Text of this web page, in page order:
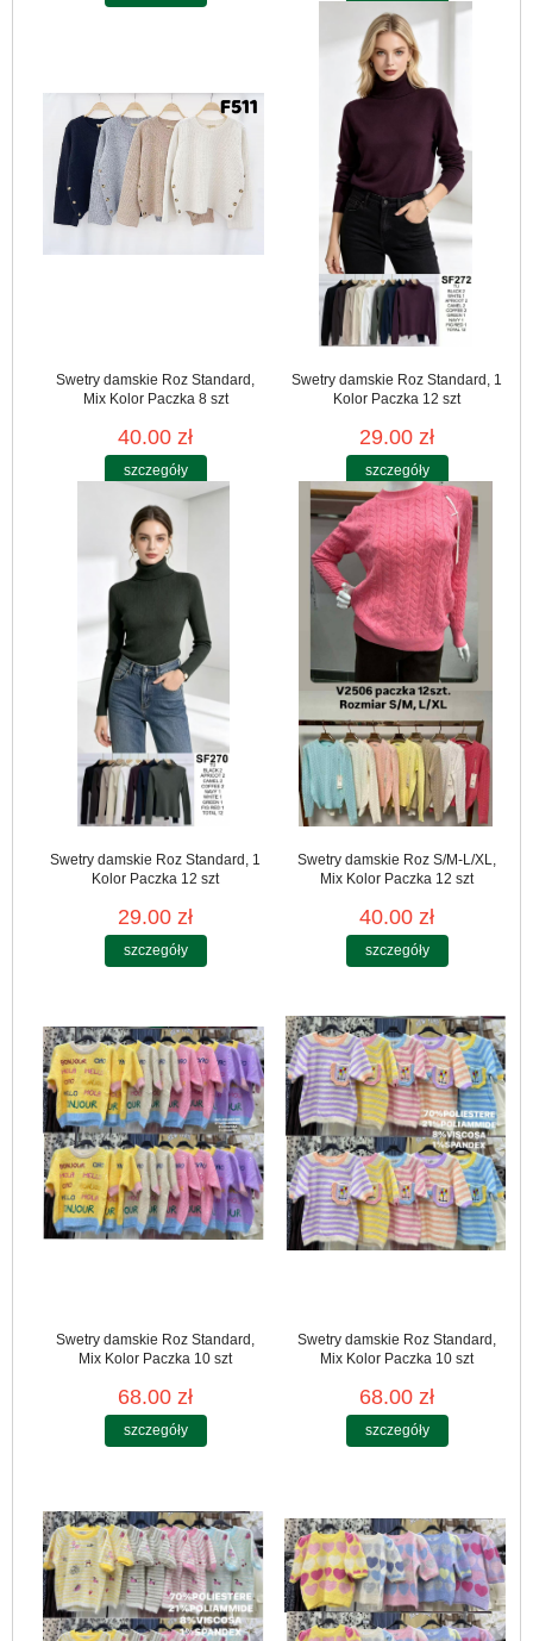
Swetry damskie Roz Standard,
Mix Kolor Paczka 8 szt
40.00 zł
szczegóły
Swetry damskie Roz Standard, 1
Kolor Paczka 12 szt
29.00 zł
szczegóły
Swetry damskie Roz Standard, 1
Kolor Paczka 12 szt
29.00 zł
szczegóły
Swetry damskie Roz S/M-L/XL,
Mix Kolor Paczka 12 szt
40.00 zł
szczegóły
Swetry damskie Roz Standard,
Mix Kolor Paczka 10 szt
68.00 zł
szczegóły
Swetry damskie Roz Standard,
Mix Kolor Paczka 10 szt
68.00 zł
szczegóły